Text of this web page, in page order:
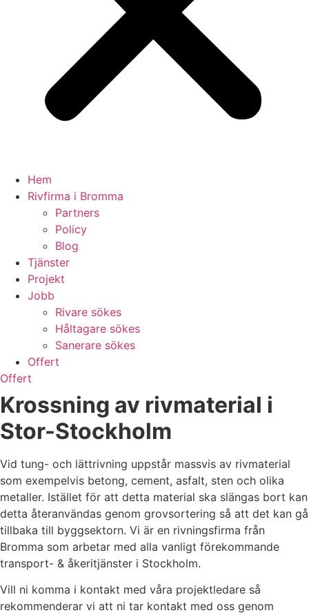
Hem
Rivfirma i Bromma
Partners
Policy
Blog
Tjänster
Projekt
Jobb
Rivare sökes
Håltagare sökes
Sanerare sökes
Offert
Offert
Krossning av rivmaterial i
Stor-Stockholm
Vid tung- och lättrivning uppstår massvis av rivmaterial
som exempelvis betong, cement, asfalt, sten och olika
metaller. Istället för att detta material ska slängas bort kan
detta återanvändas genom grovsortering så att det kan gå
tillbaka till byggsektorn. Vi är en rivningsfirma från
Bromma som arbetar med alla vanligt förekommande
transport- & åkeritjänster i Stockholm.
Vill ni komma i kontakt med våra projektledare så
rekommenderar vi att ni tar kontakt med oss genom